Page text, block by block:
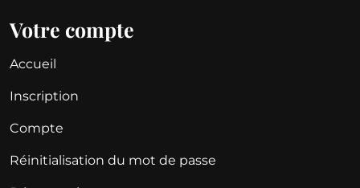
Votre compte
Accueil
Inscription
Compte
Réinitialisation du mot de passe